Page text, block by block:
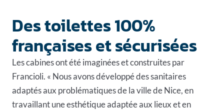
Des toilettes 100%
françaises et sécurisées
Les cabines ont été imaginées et construites par
Francioli. « Nous avons développé des sanitaires
adaptés aux problématiques de la ville de Nice, en
travaillant une esthétique adaptée aux lieux et en